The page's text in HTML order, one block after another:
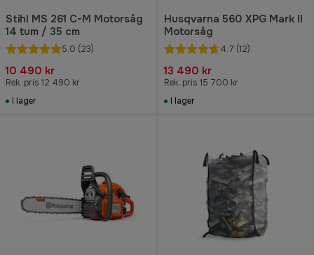
Stihl MS 261 C-M Motorsåg
14 tum / 35 cm
5.0 (23)
10 490 kr
Rek. pris 12 490 kr
I lager
Husqvarna 560 XPG Mark II
Motorsåg
4.7 (12)
13 490 kr
Rek. pris 15 700 kr
I lager